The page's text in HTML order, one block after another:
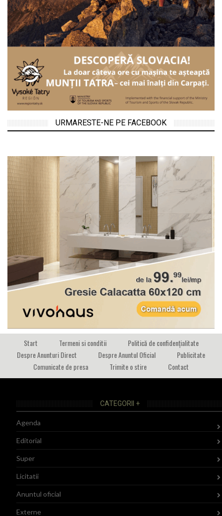
URMARESTE-NE PE FACEBOOK
Start Termeni si conditii
Politică de confidențialitate
Despre Anunturi Direct
Despre Anuntul Oficial
Publicitate
Comunicate de presa
Trimite o stire Contact
CATEGORII +
Agenda
Editorial
Super
Licitatii
Anuntul oficial
Externe